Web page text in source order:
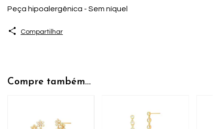
Peça hipoalergênica - Sem níquel
Compartilhar
Compre também...